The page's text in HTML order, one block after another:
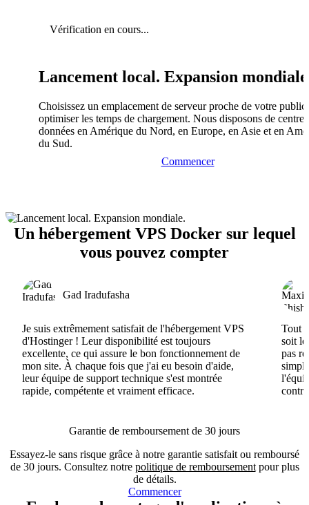
Vérification en cours...
Lancement local. Expansion
Choisissez un emplacement de serveur proche de votre
optimiser les temps de chargement. Nous disposons de
données en Amérique du Nord, en Europe, en Asie et en
du Sud.
Commencer
Un hébergement VPS Docker sur lequel
vous pouvez compter
Gad Iradufasha
Je suis extrêmement satisfait de l'hébergement VPS
d'Hostinger ! Leur disponibilité est toujours
excellente, ce qui assure le bon fonctionnement de
mon site. À chaque fois que j'ai eu besoin d'aide,
leur équipe de support technique s'est montrée
rapide, compétente et vraiment efficace.
Tout
soit
pas
Garantie de remboursement de 30 jours
Essayez-le sans risque grâce à notre garantie satisfait ou remboursé
de 30 jours. Consultez notre politique de remboursementpour plus
de détails.
Commencer